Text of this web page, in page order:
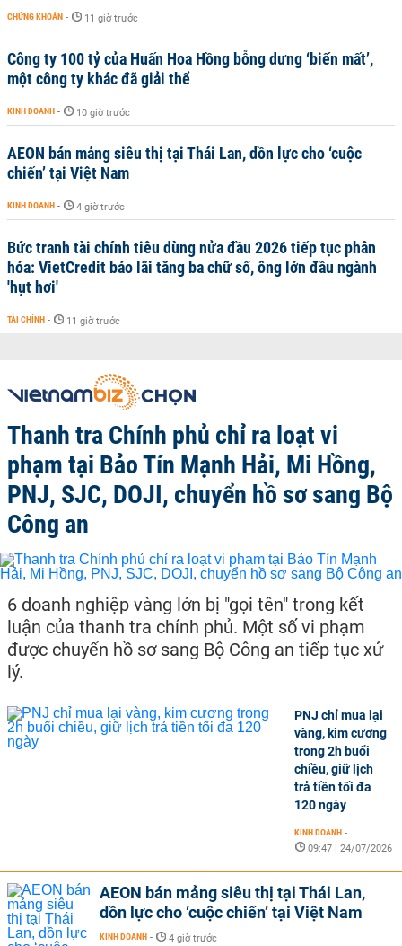
CHỨNG KHOÁN - 11 giờ trước
Công ty 100 tỷ của Huấn Hoa Hồng bỗng dưng ‘biến mất’,
một công ty khác đã giải thể
KINH DOANH - 10 giờ trước
AEON bán mảng siêu thị tại Thái Lan, dồn lực cho ‘cuộc
chiến’ tại Việt Nam
KINH DOANH - 4 giờ trước
Bức tranh tài chính tiêu dùng nửa đầu 2026 tiếp tục phân
hóa: VietCredit báo lãi tăng ba chữ số, ông lớn đầu ngành
'hụt hơi'
TÀI CHÍNH - 11 giờ trước
Thanh tra Chính phủ chỉ ra loạt vi
phạm tại Bảo Tín Mạnh Hải, Mi Hồng,
PNJ, SJC, DOJI, chuyển hồ sơ sang Bộ
Công an
6 doanh nghiệp vàng lớn bị "gọi tên" trong kết
luận của thanh tra chính phủ. Một số vi phạm
được chuyển hồ sơ sang Bộ Công an tiếp tục xử
lý.
PNJ chỉ mua lại
vàng, kim cương
trong 2h buổi
chiều, giữ lịch
trả tiền tối đa
120 ngày
KINH DOANH -
09:47 | 24/07/2026
AEON bán mảng siêu thị tại Thái Lan,
dồn lực cho ‘cuộc chiến’ tại Việt Nam
KINH DOANH - 4 giờ trước